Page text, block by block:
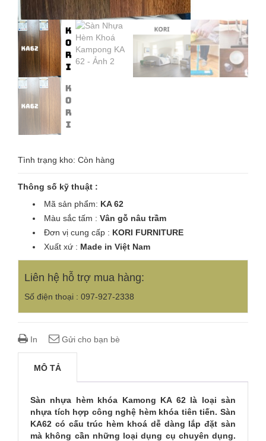
Tình trạng kho: Còn hàng
Thông số kỹ thuật :
Mã sản phẩm: KA 62
Màu sắc tấm : Vân gỗ nâu trầm
Đơn vị cung cấp : KORI FURNITURE
Xuất xứ : Made in Việt Nam
Liên hệ hỗ trợ mua hàng:
Số điện thoại : 097-927-2338
In Gửi cho bạn bè
MÔ TẢ
Sàn nhựa hèm khóa Kamong KA 62 là loại sàn
nhựa tích hợp công nghệ hèm khóa tiên tiến. Sàn
KA62 có cấu trúc hèm khoá dễ dàng lắp đặt sàn
mà không cần những loại dụng cụ chuyên dụng.